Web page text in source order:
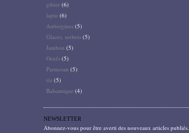
gibier (6)
lapin (6)
Aubergines (5)
Glaces, sorbets (5)
Jambon (5)
Oeufs (5)
Parmesan (5)
riz (5)
Balsamique (4)
NEWSLETTER
Abonnez-vous pour être averti des nouveaux articles publiés.